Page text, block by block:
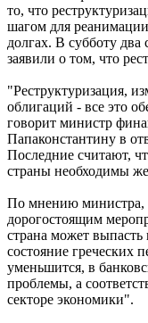
то, что
шагом для
долгах. В субботу два
заявили о том, что
"Реструктуризация,
облигаций - все это
говорит министр
Папаконстантину в
Последние считают,
страны необходимы
По мнению министра,
дорогостоящим
страна может выпасть
состояние греческих
уменьшится, в
проблемы, а
секторе экономики".